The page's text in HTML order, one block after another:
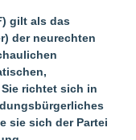
) gilt als das
der neurechten
richtet sich in
sie sich der Partei